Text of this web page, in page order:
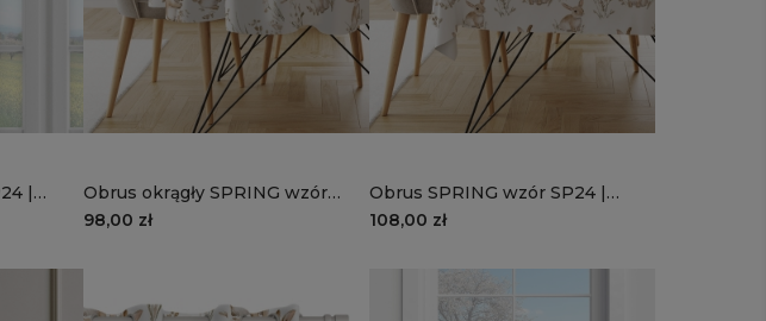
|
Obrus okrągły SPRING wzór
SP24 | zajączki
98,00 zł
Obrus SPRING wzór SP24 |
zajączki
108,00 zł